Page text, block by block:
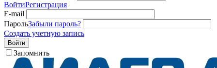
ВойтиРегистрация
E-mail
ПарольЗабыли пароль?
Создать учетную запись
Войти
Запомнить